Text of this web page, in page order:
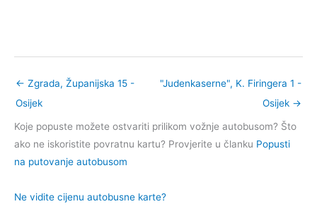
← Zgrada, Županijska 15 -
Osijek
"Judenkaserne", K. Firingera 1 -
Osijek →
Koje popuste možete ostvariti prilikom vožnje autobusom? Što
ako ne iskoristite povratnu kartu? Provjerite u članku Popusti
na putovanje autobusom
Ne vidite cijenu autobusne karte?